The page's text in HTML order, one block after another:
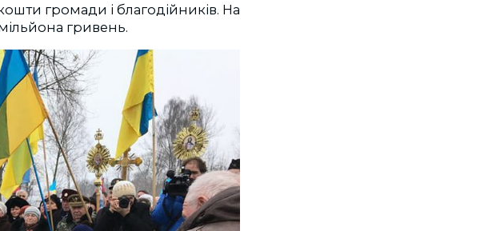
громади і благодійників. На
гривень.